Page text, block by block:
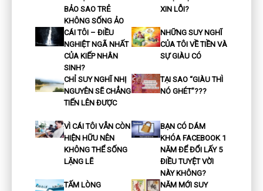
BẢO SAO TRẺ
KHÔNG SỐNG ẢO
XIN LỖI?
CÁI TÔI – ĐIỀU
NGHIỆT NGÃ NHẤT
CỦA KIẾP NHÂN
SINH?
NHỮNG SUY NGHĨ
CỦA TÔI VỀ TIỀN VÀ
SỰ GIÀU CÓ
CHỈ SUY NGHĨ NHỊ
NGUYÊN SẼ CHẲNG
TIẾN LÊN ĐƯỢC
TẠI SAO “GIÀU THÌ
NÓ GHÉT”???
VÌ CÁI TÔI VẪN CÒN
HIỆN HỮU NÊN
KHÔNG THỂ SỐNG
LẶNG LẼ
BẠN CÓ DÁM
KHÓA FACEBOOK 1
NĂM ĐỂ ĐỔI LẤY 5
ĐIỀU TUYỆT VỜI
NÀY KHÔNG?
TẤM LÒNG
NĂM MỚI SUY